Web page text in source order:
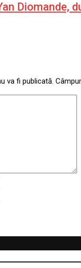
Diomande,
va fi publicată.